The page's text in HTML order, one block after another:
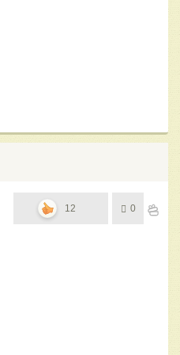
12 0